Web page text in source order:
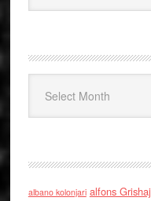
albano kolonjari alfons Grishaj